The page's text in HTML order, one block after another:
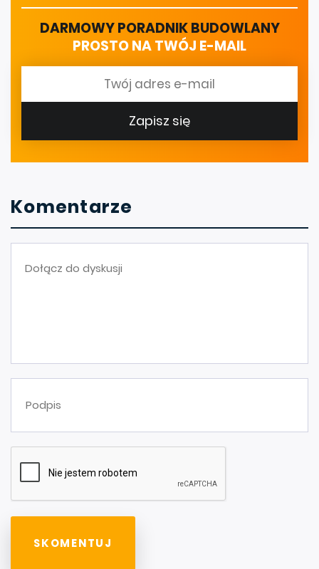
DARMOWY PORADNIK BUDOWLANY
PROSTO NA TWÓJ E-MAIL
Zapisz się
Komentarze